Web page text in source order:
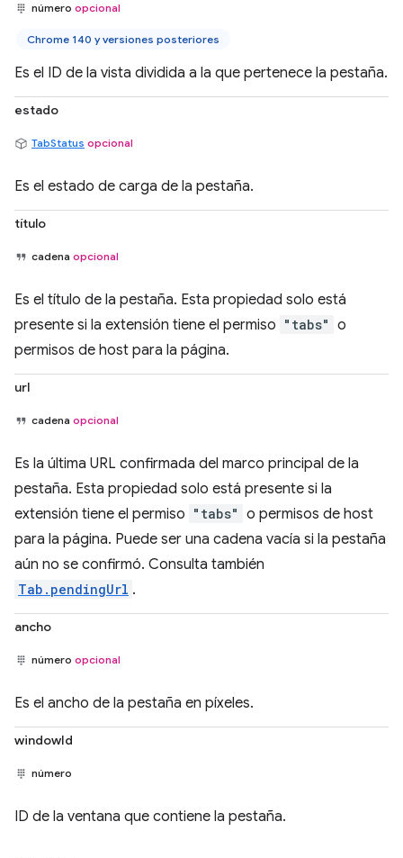
número opcional
Chrome 140 y versiones posteriores
Es el ID de la vista dividida a la que pertenece la pestaña.
estado
TabStatus opcional
Es el estado de carga de la pestaña.
título
cadena opcional
Es el título de la pestaña. Esta propiedad solo está
presente si la extensión tiene el permiso "tabs" o
permisos de host para la página.
url
cadena opcional
Es la última URL confirmada del marco principal de la
pestaña. Esta propiedad solo está presente si la
extensión tiene el permiso "tabs" o permisos de host
para la página. Puede ser una cadena vacía si la pestaña
aún no se confirmó. Consulta también
Tab.pendingUrl .
ancho
número opcional
Es el ancho de la pestaña en píxeles.
windowId
número
ID de la ventana que contiene la pestaña.